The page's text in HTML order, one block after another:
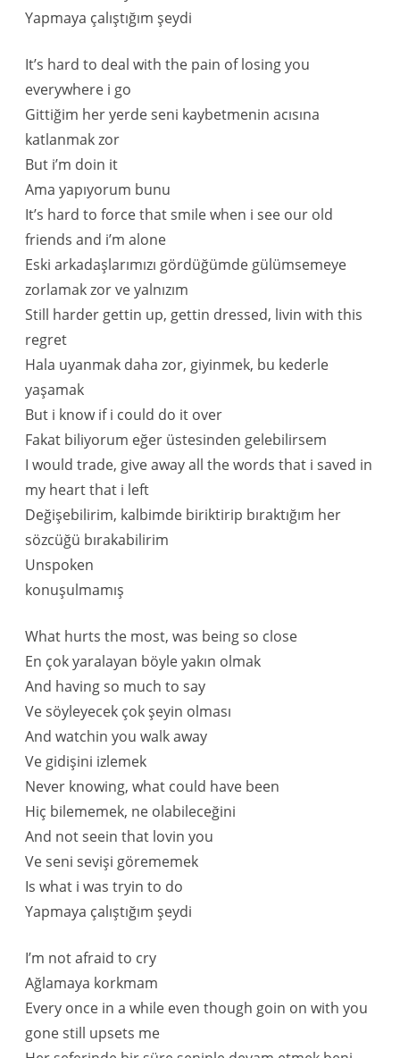
Yapmaya çalıştığım şeydi
It’s hard to deal with the pain of losing you
everywhere i go
Gittiğim her yerde seni kaybetmenin acısına
katlanmak zor
But i’m doin it
Ama yapıyorum bunu
It’s hard to force that smile when i see our old
friends and i’m alone
Eski arkadaşlarımızı gördüğümde gülümsemeye
zorlamak zor ve yalnızım
Still harder gettin up, gettin dressed, livin with this
regret
Hala uyanmak daha zor, giyinmek, bu kederle
yaşamak
But i know if i could do it over
Fakat biliyorum eğer üstesinden gelebilirsem
I would trade, give away all the words that i saved in
my heart that i left
Değişebilirim, kalbimde biriktirip bıraktığım her
sözcüğü bırakabilirim
Unspoken
konuşulmamış
What hurts the most, was being so close
En çok yaralayan böyle yakın olmak
And having so much to say
Ve söyleyecek çok şeyin olması
And watchin you walk away
Ve gidişini izlemek
Never knowing, what could have been
Hiç bilememek, ne olabileceğini
And not seein that lovin you
Ve seni sevişi görememek
Is what i was tryin to do
Yapmaya çalıştığım şeydi
I’m not afraid to cry
Ağlamaya korkmam
Every once in a while even though goin on with you
gone still upsets me